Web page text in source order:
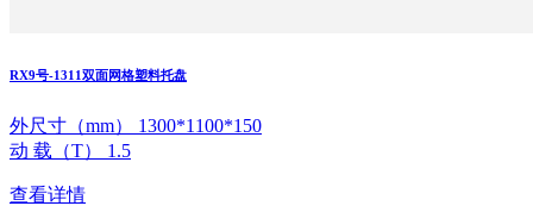
RX9号-1311双面网格塑料托盘
外尺寸（mm） 1300*1100*150
动 载（T） 1.5
查看详情